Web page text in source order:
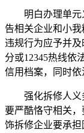
明白办理单元
告相关企业和小
违规行为应予并
分或12345热线依
信用档案，同时依
强化拆修人义务
要严酷恪守相关
饰拆修企业要承